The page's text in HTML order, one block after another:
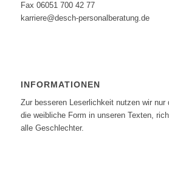
Fax 06051 700 42 77
karriere@desch-personalberatung.de
INFORMATIONEN
Zur besseren Leserlichkeit nutzen wir nur
die weibliche Form in unseren Texten,
alle Geschlechter.